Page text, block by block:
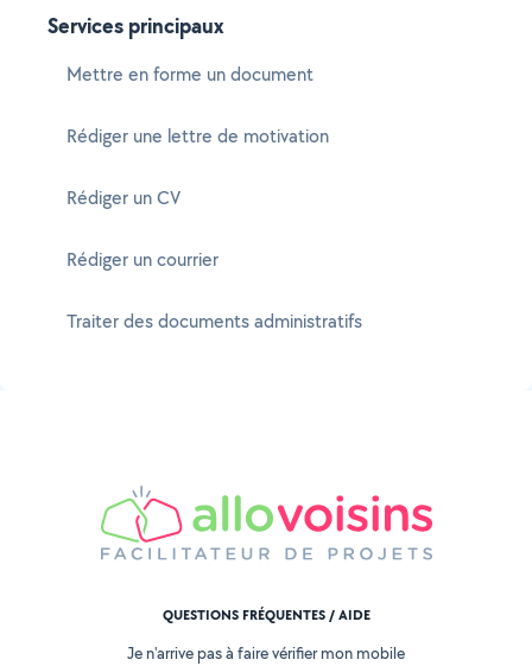
Services principaux
Mettre en forme un document
Rédiger une lettre de motivation
Rédiger un CV
Rédiger un courrier
Traiter des documents administratifs
QUESTIONS FRÉQUENTES / AIDE
Je n'arrive pas à faire vérifier mon mobile